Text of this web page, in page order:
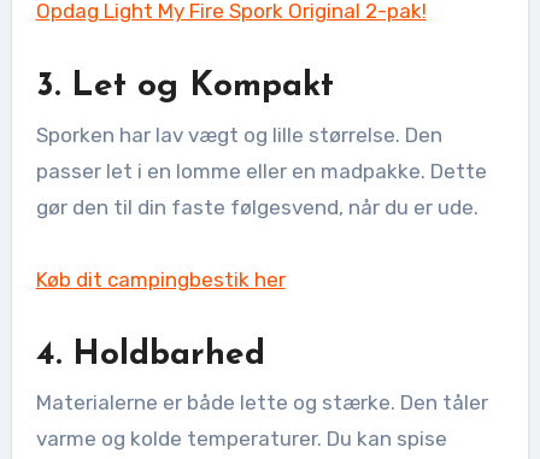
Opdag Light My Fire Spork Original 2-pak!
3. Let og Kompakt
Sporken har lav vægt og lille størrelse. Den
passer let i en lomme eller en madpakke. Dette
gør den til din faste følgesvend, når du er ude.
Køb dit campingbestik her
4. Holdbarhed
Materialerne er både lette og stærke. Den tåler
varme og kolde temperaturer. Du kan spise